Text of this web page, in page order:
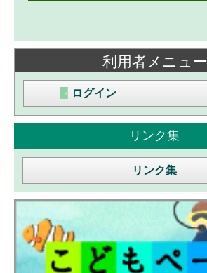
利用者メニュー
ログイン
リンク集
リンク集